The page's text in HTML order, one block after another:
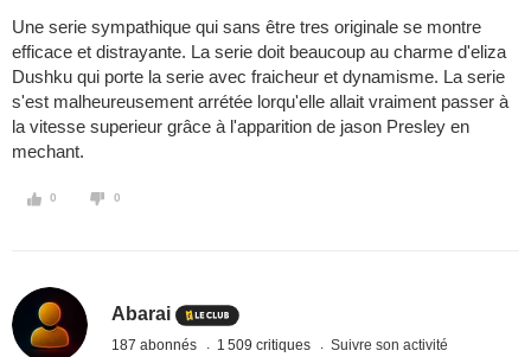
Une serie sympathique qui sans être tres originale se montre
efficace et distrayante. La serie doit beaucoup au charme d'eliza
Dushku qui porte la serie avec fraicheur et dynamisme. La serie
s'est malheureusement arrétée lorqu'elle allait vraiment passer à
la vitesse superieur grâce à l'apparition de jason Presley en
mechant.
0 0
Abarai
187 abonnés 1 509 critiques Suivre son activité